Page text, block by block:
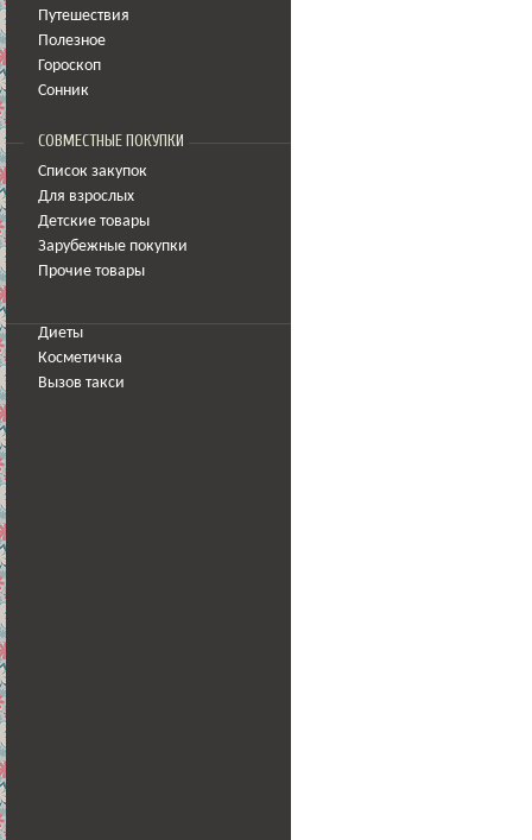
Путешествия
Полезное
Гороскоп
Сонник
СОВМЕСТНЫЕ ПОКУПКИ
Список закупок
Для взрослых
Детские товары
Зарубежные покупки
Прочие товары
Диеты
Косметичка
Вызов такси